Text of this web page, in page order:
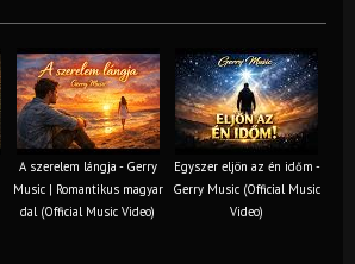
A szerelem lángja - Gerry
Music | Romantikus magyar
dal (Official Music Video)
Egyszer eljön az én időm -
Gerry Music (Official Music
Video)